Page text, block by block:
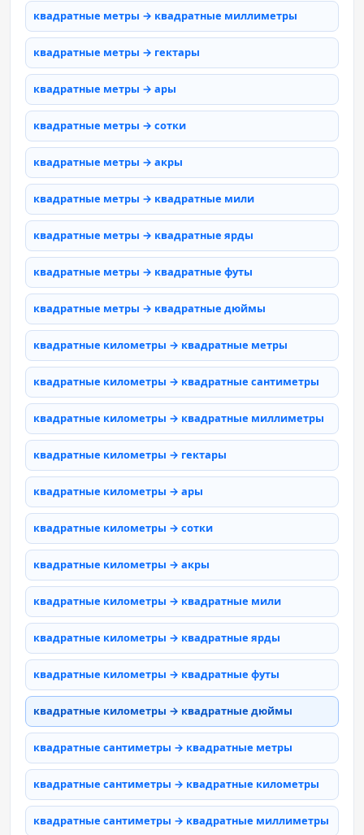
квадратные метры → квадратные миллиметры
квадратные метры → гектары
квадратные метры → ары
квадратные метры → сотки
квадратные метры → акры
квадратные метры → квадратные мили
квадратные метры → квадратные ярды
квадратные метры → квадратные футы
квадратные метры → квадратные дюймы
квадратные километры → квадратные метры
квадратные километры → квадратные сантиметры
квадратные километры → квадратные миллиметры
квадратные километры → гектары
квадратные километры → ары
квадратные километры → сотки
квадратные километры → акры
квадратные километры → квадратные мили
квадратные километры → квадратные ярды
квадратные километры → квадратные футы
квадратные километры → квадратные дюймы
квадратные сантиметры → квадратные метры
квадратные сантиметры → квадратные километры
квадратные сантиметры → квадратные миллиметры